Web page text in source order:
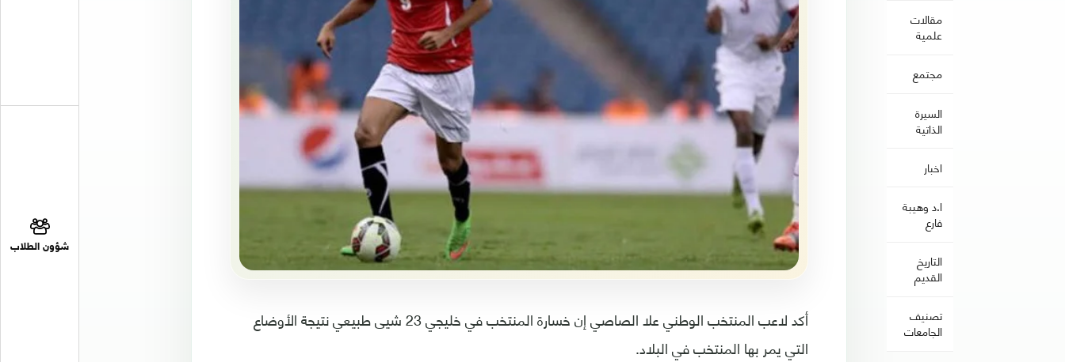
شؤون الطلاب
مقالات
علمية
مجتمع
السيرة
الذاتية
اخبار
ا.د وهيبة
فارع
التاريخ
القديم
تصنيف
الجامعات
أكد لاعب المنتخب الوطني علا الصاصي إن خسارة المنتخب في خليجي 23 شيى طبيعي نتيجة الأوضاع
التي يمر بها المنتخب في البلاد.